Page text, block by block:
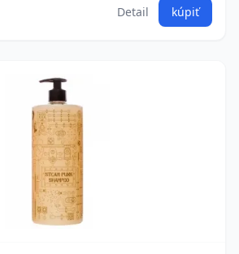
Detail kúpiť